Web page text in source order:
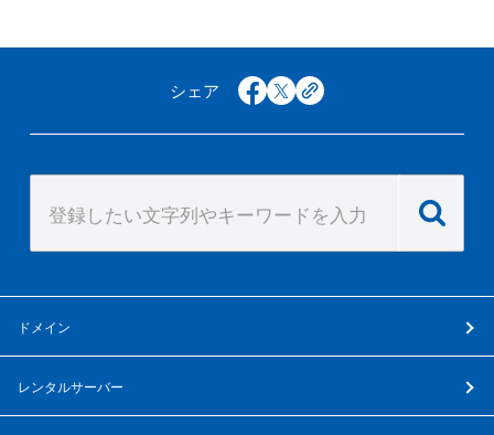
シェア facebook
x copy
ドメイン
レンタルサーバー